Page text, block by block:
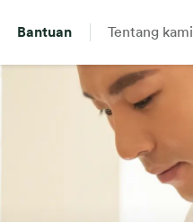
Bantuan Tentang kami